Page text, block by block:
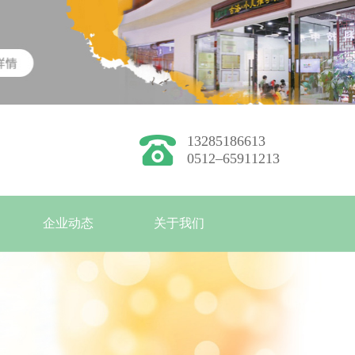
13285186613
0512–65911213
企业动态 关于我们